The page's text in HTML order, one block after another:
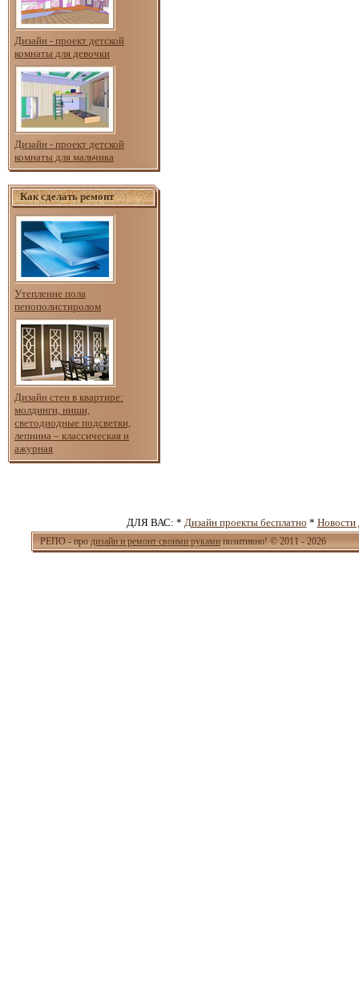
Дизайн - проект детской
комнаты для девочки
Дизайн - проект детской
комнаты для мальчика
Как сделать ремонт
Утепление пола
пенополистиролом
Дизайн стен в квартире:
молдинги, ниши,
светодиодные подсветки,
лепнина – классическая и
ажурная
ДЛЯ ВАС: * Дизайн проекты бесплатно * Новости
РЕПО - про дизайн и ремонт своими руками позитивно! © 2011 - 2026